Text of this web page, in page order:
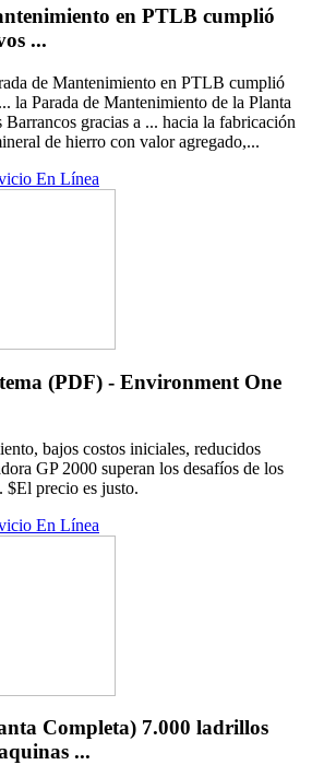
en PTLB cumplió
...
de Mantenimiento en PTLB cumplió
la Parada de Mantenimiento de la Planta
gracias a ... hacia la fabricación
de hierro con valor agregado,...
En Línea
(PDF) - Environment One
bajos costos iniciales, reducidos
GP 2000 superan los desafíos de los
$El precio es justo.
En Línea
Completa) 7.000 ladrillos
...